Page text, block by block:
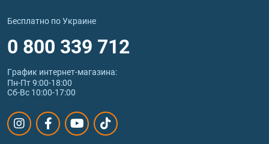
Бесплатно по Украине
0 800 339 712
График интернет‑магазина:
Пн-Пт 9:00-18:00
Сб-Вс 10:00-17:00